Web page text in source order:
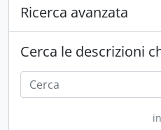
Ricerca avanzata
Cerca le descrizioni
in